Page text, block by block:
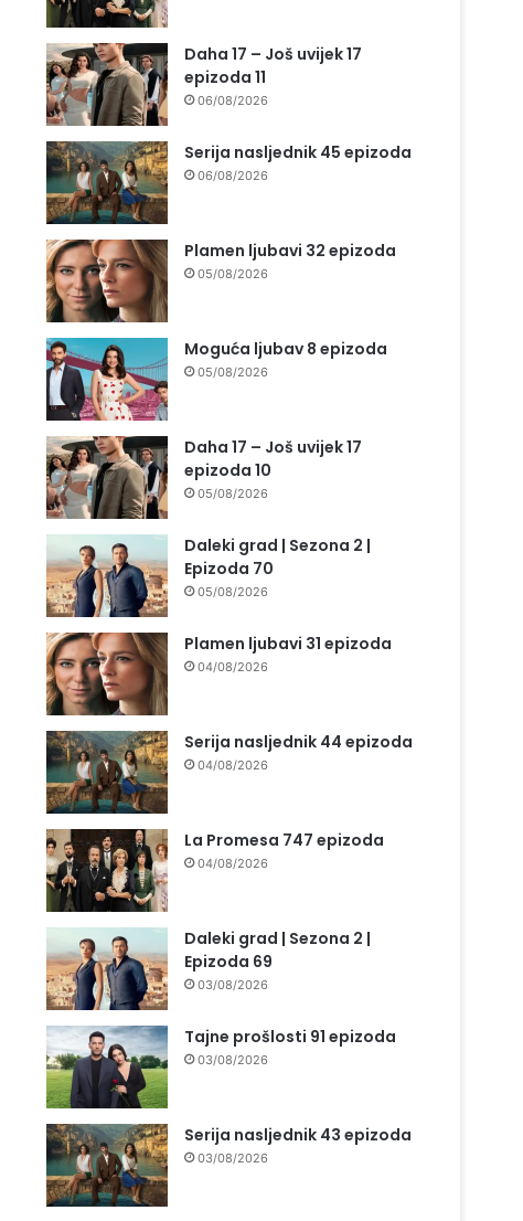
Daha 17 – Još uvijek 17
epizoda 11
06/08/2026
Serija nasljednik 45 epizoda
06/08/2026
Plamen ljubavi 32 epizoda
05/08/2026
Moguća ljubav 8 epizoda
05/08/2026
Daha 17 – Još uvijek 17
epizoda 10
05/08/2026
Daleki grad | Sezona 2 |
Epizoda 70
05/08/2026
Plamen ljubavi 31 epizoda
04/08/2026
Serija nasljednik 44 epizoda
04/08/2026
La Promesa 747 epizoda
04/08/2026
Daleki grad | Sezona 2 |
Epizoda 69
03/08/2026
Tajne prošlosti 91 epizoda
03/08/2026
Serija nasljednik 43 epizoda
03/08/2026